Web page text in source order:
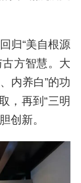
而后者，是
集的期望并
官林小海坦
队注意。它
年销默默支